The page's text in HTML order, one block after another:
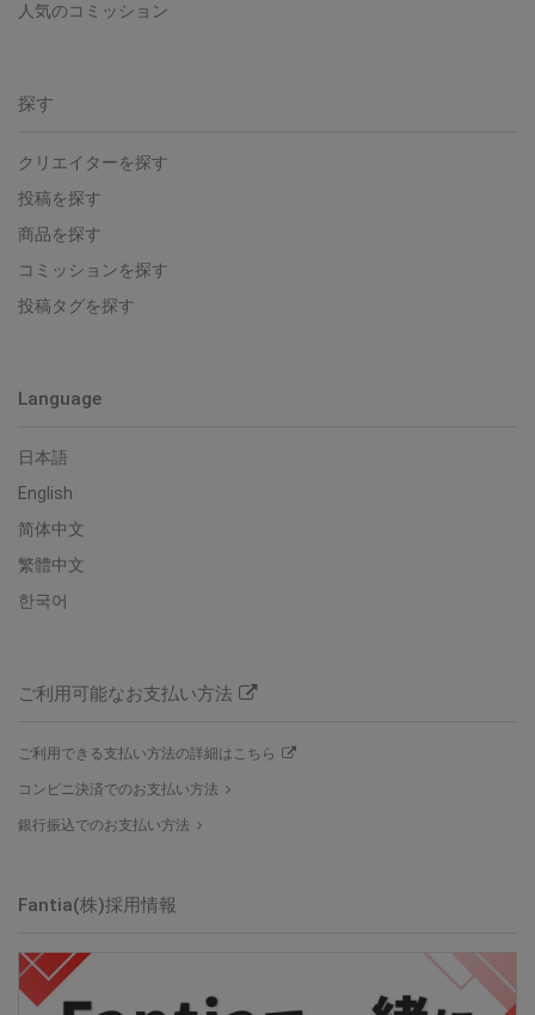
人気のコミッション
探す
クリエイターを探す
投稿を探す
商品を探す
コミッションを探す
投稿タグを探す
Language
日本語
English
简体中文
繁體中文
한국어
ご利用可能なお支払い方法
ご利用できる支払い方法の詳細はこちら
コンビニ決済でのお支払い方法
銀行振込でのお支払い方法
Fantia(株)採用情報